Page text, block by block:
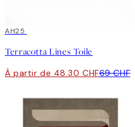
30%*
AH25
Terracotta Lines Toile
À partir de 48.30 CHF69 CHF